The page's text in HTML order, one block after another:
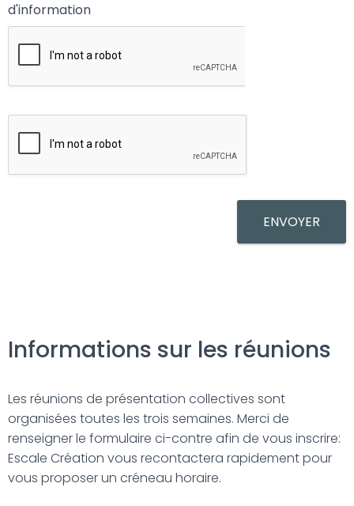
d'information
ENVOYER
Informations sur les réunions
Les réunions de présentation collectives sont
organisées toutes les trois semaines. Merci de
renseigner le formulaire ci-contre afin de vous inscrire:
Escale Création vous recontactera rapidement pour
vous proposer un créneau horaire.